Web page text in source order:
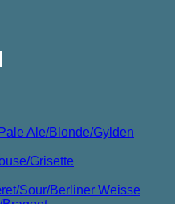
Ale/Blonde/Gylden
Grisette
Sour/Berliner Weisse